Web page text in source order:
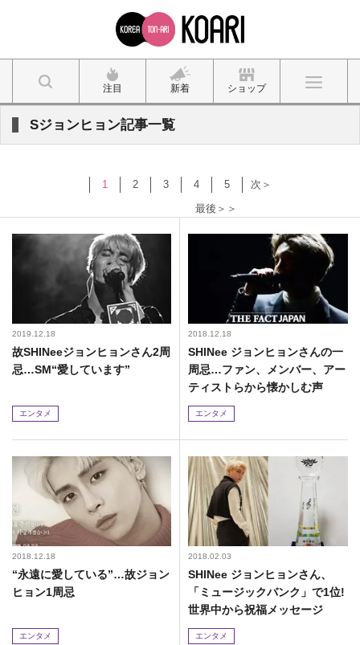
注目 新着 ショップ
Sジョンヒョン記事一覧
1 2 3 4 5
次＞
最後＞＞
2019.12.18
故SHINeeジョンヒョンさん2周
忌…SM“愛しています”
エンタメ
2018.12.18
SHINee ジョンヒョンさんの一
周忌…ファン、メンバー、アー
ティストらから懐かしむ声
エンタメ
2018.12.18
“永遠に愛している”…故ジョン
ヒョン1周忌
エンタメ
2018.02.03
SHINee ジョンヒョンさん、
「ミュージックバンク」で1位!
世界中から祝福メッセージ
エンタメ